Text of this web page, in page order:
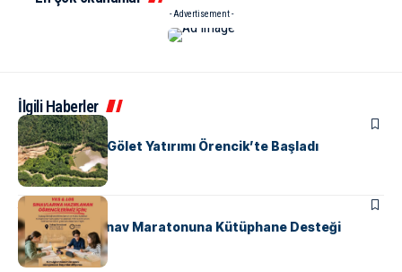
- Advertisement -
İlgili Haberler
ALTINOVA
Yalova’nın 19. Gölet Yatırımı Örencik’te Başladı
ALTINOVAEĞITIM
Subaşı’nda Sınav Maratonuna Kütüphane Desteği